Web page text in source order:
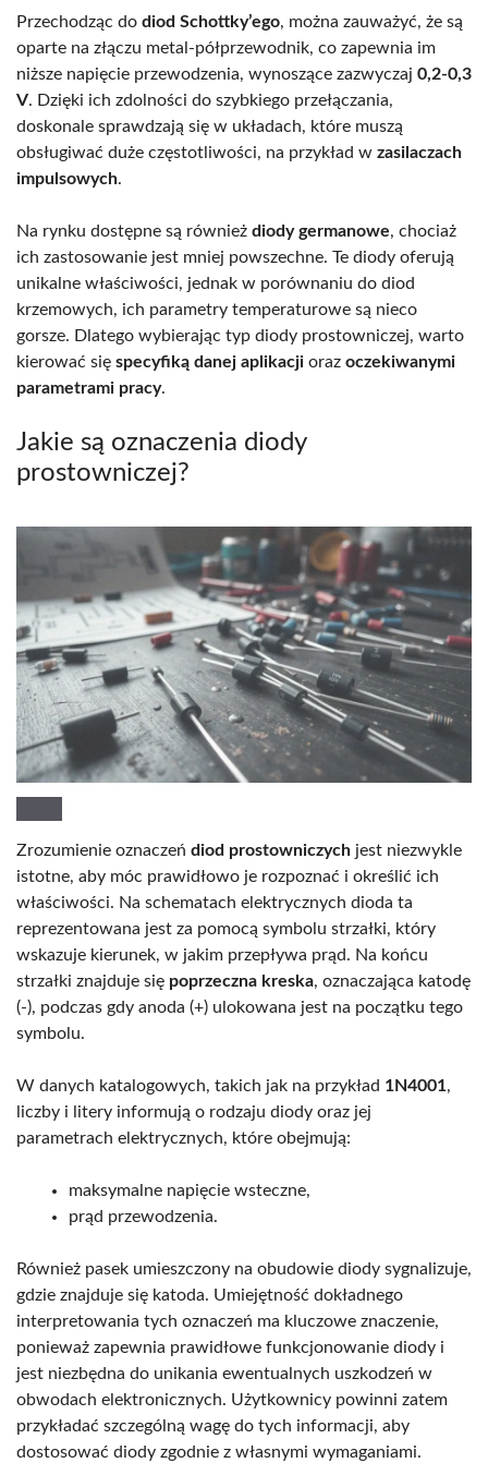
Przechodząc do diod Schottky’ego, można zauważyć, że są
oparte na złączu metal-półprzewodnik, co zapewnia im
niższe napięcie przewodzenia, wynoszące zazwyczaj 0,2-0,3
V. Dzięki ich zdolności do szybkiego przełączania,
doskonale sprawdzają się w układach, które muszą
obsługiwać duże częstotliwości, na przykład w zasilaczach
impulsowych.
Na rynku dostępne są również diody germanowe, chociaż
ich zastosowanie jest mniej powszechne. Te diody oferują
unikalne właściwości, jednak w porównaniu do diod
krzemowych, ich parametry temperaturowe są nieco
gorsze. Dlatego wybierając typ diody prostowniczej, warto
kierować się specyfiką danej aplikacji oraz oczekiwanymi
parametrami pracy.
Jakie są oznaczenia diody
prostowniczej?
Zrozumienie oznaczeń diod prostowniczych jest niezwykle
istotne, aby móc prawidłowo je rozpoznać i określić ich
właściwości. Na schematach elektrycznych dioda ta
reprezentowana jest za pomocą symbolu strzałki, który
wskazuje kierunek, w jakim przepływa prąd. Na końcu
strzałki znajduje się poprzeczna kreska, oznaczająca katodę
(-), podczas gdy anoda (+) ulokowana jest na początku tego
symbolu.
W danych katalogowych, takich jak na przykład 1N4001,
liczby i litery informują o rodzaju diody oraz jej
parametrach elektrycznych, które obejmują:
maksymalne napięcie wsteczne,
prąd przewodzenia.
Również pasek umieszczony na obudowie diody sygnalizuje,
gdzie znajduje się katoda. Umiejętność dokładnego
interpretowania tych oznaczeń ma kluczowe znaczenie,
ponieważ zapewnia prawidłowe funkcjonowanie diody i
jest niezbędna do unikania ewentualnych uszkodzeń w
obwodach elektronicznych. Użytkownicy powinni zatem
przykładać szczególną wagę do tych informacji, aby
dostosować diody zgodnie z własnymi wymaganiami.